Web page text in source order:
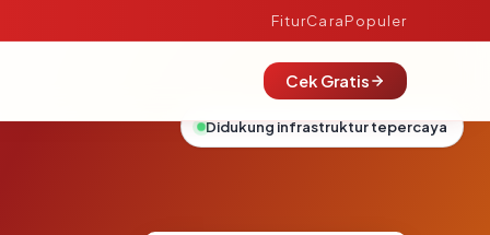
FiturCaraPopuler
Cek Gratis
Didukung infrastruktur tepercaya